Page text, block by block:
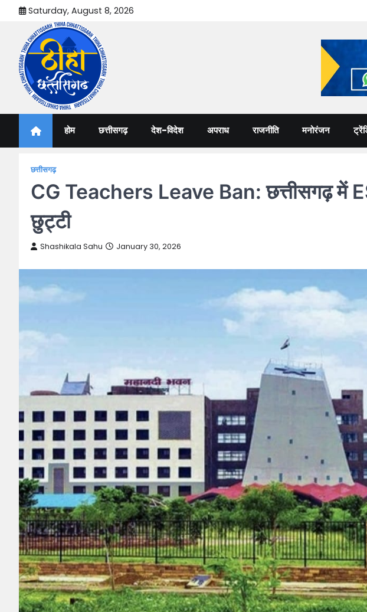
content
Saturday, August 8, 2026
Thiha Chhattisgarh
होम छत्तीसगढ़ देश-विदेश अपराध राजनीति मनोरंजन
छत्तीसगढ़
CG Teachers Leave Ban: छत्तीसगढ़ में
छुट्टी
Shashikala Sahu January 30, 2026